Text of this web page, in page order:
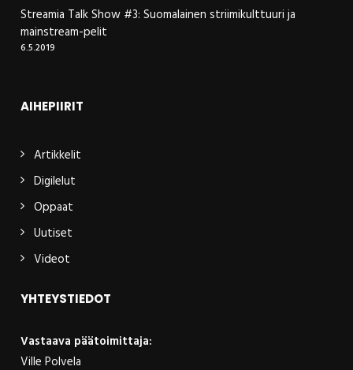
Streamia Talk Show #3: Suomalainen striimikulttuuri ja
mainstream-pelit
6.5.2019
AIHEPIIRIT
Artikkelit
Digilelut
Oppaat
Uutiset
Videot
YHTEYSTIEDOT
Vastaava päätoimittaja:
Ville Polvela